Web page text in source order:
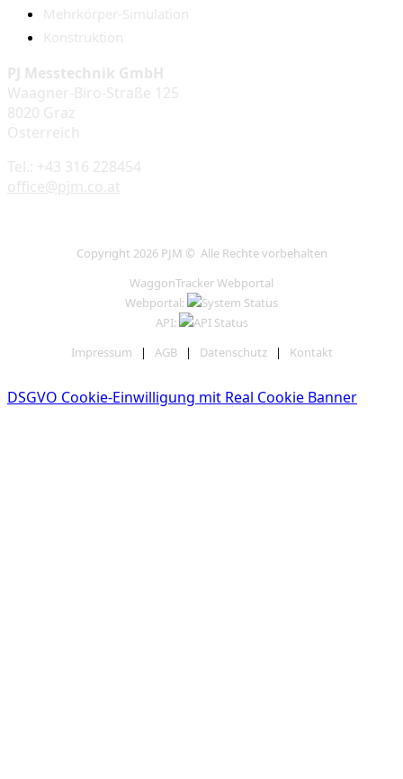
Mehrkörper-Simulation
Konstruktion
PJ Messtechnik GmbH
Waagner-Biro-Straße 125
8020 Graz
Österreich
Tel.: +43 316 228454
office@pjm.co.at
Copyright 2026 PJM © Alle Rechte vorbehalten
WaggonTracker Webportal
Webportal:
API:
Impressum | AGB| Datenschutz| Kontakt
DSGVO Cookie-Einwilligung mit Real Cookie Banner